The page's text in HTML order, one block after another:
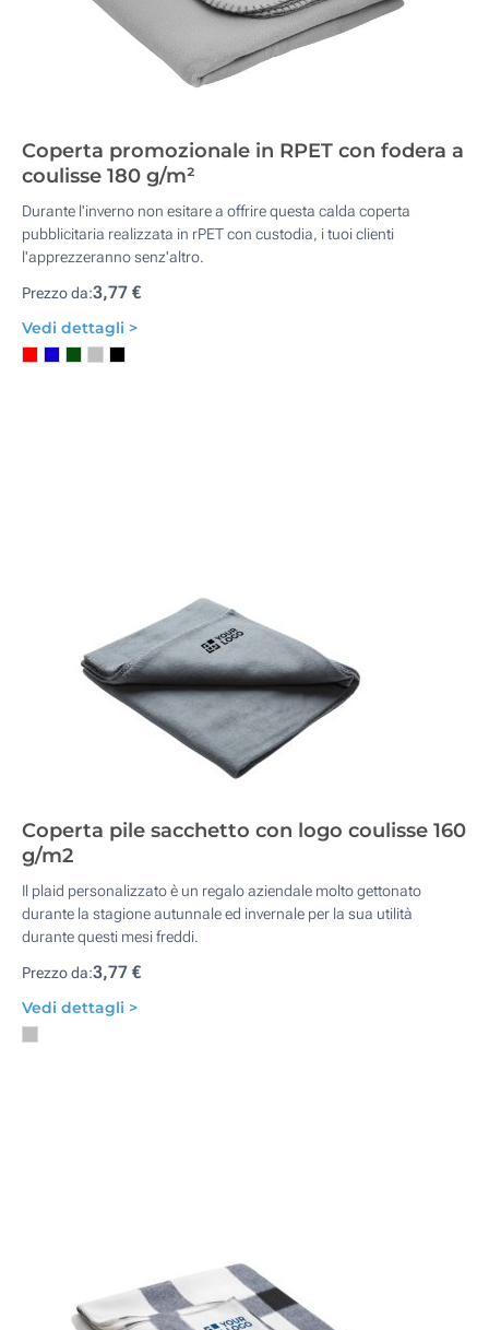
Coperta promozionale in RPET con fodera a
coulisse 180 g/m²
Durante l'inverno non esitare a offrire questa calda coperta
pubblicitaria realizzata in rPET con custodia, i tuoi clienti
l'apprezzeranno senz'altro.
Prezzo da:3,77 €
Vedi dettagli >
Coperta pile sacchetto con logo coulisse 160
g/m2
Il plaid personalizzato è un regalo aziendale molto gettonato
durante la stagione autunnale ed invernale per la sua utilità
durante questi mesi freddi.
Prezzo da:3,77 €
Vedi dettagli >